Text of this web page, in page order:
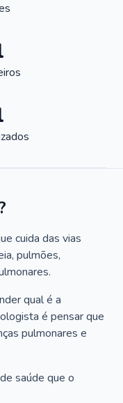
cuida das vias
pulmões,
qual é a
é pensar que
pulmonares e
saúde que o